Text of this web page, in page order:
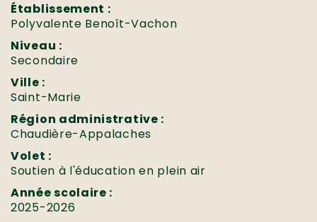
Établissement :
Polyvalente Benoît-Vachon
Niveau :
Secondaire
Ville :
Saint-Marie
Région administrative :
Chaudière-Appalaches
Volet :
Soutien à l'éducation en plein air
Année scolaire :
2025-2026